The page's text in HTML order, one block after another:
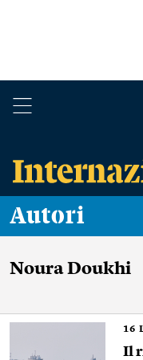
Autori
Noura Doukhi
16
Il